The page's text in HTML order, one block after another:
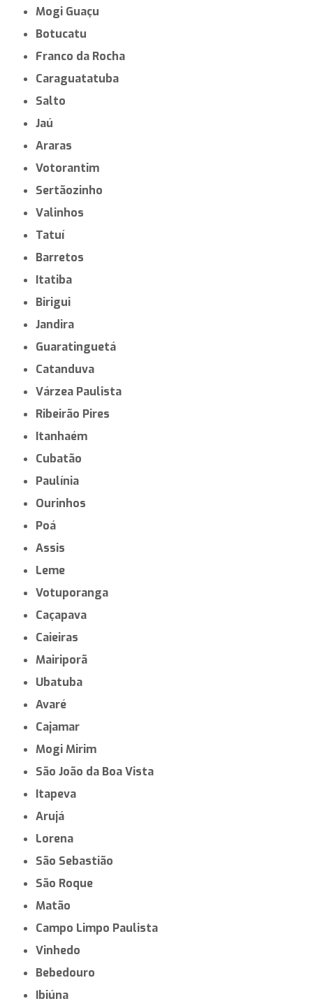
Mogi Guaçu
Botucatu
Franco da Rocha
Caraguatatuba
Salto
Jaú
Araras
Votorantim
Sertãozinho
Valinhos
Tatuí
Barretos
Itatiba
Birigui
Jandira
Guaratinguetá
Catanduva
Várzea Paulista
Ribeirão Pires
Itanhaém
Cubatão
Paulínia
Ourinhos
Poá
Assis
Leme
Votuporanga
Caçapava
Caieiras
Mairiporã
Ubatuba
Avaré
Cajamar
Mogi Mirim
São João da Boa Vista
Itapeva
Arujá
Lorena
São Sebastião
São Roque
Matão
Campo Limpo Paulista
Vinhedo
Bebedouro
Ibiúna